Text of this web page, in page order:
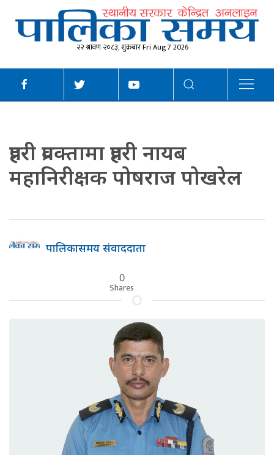
२२ श्रावण २०८३, शुक्रबार Fri Aug 7 2026
प्रहरी प्रवक्तामा प्रहरी नायब
महानिरीक्षक पोषराज पोखरेल
पालिकासमय संवाददाता
0
Shares